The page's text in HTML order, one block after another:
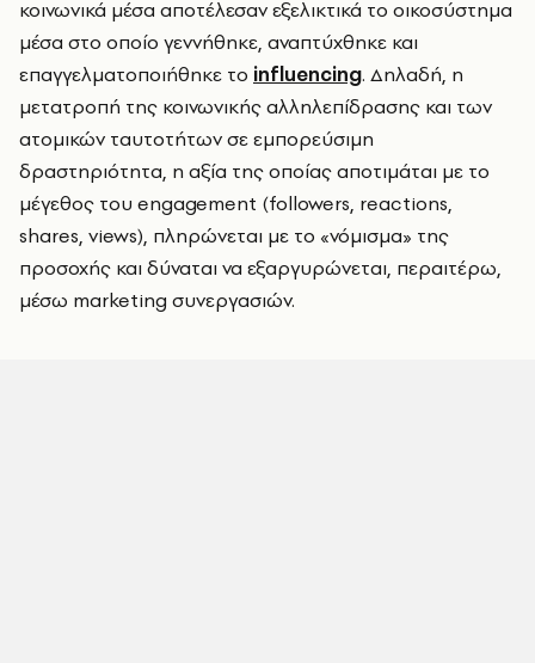
κοινωνικά μέσα αποτέλεσαν εξελικτικά το οικοσύστημα
μέσα στο οποίο γεννήθηκε, αναπτύχθηκε και
επαγγελματοποιήθηκε το influencing. Δηλαδή, η
μετατροπή της κοινωνικής αλληλεπίδρασης και των
ατομικών ταυτοτήτων σε εμπορεύσιμη
δραστηριότητα, η αξία της οποίας αποτιμάται με το
μέγεθος του engagement (followers, reactions,
shares, views), πληρώνεται με το «νόμισμα» της
προσοχής και δύναται να εξαργυρώνεται, περαιτέρω,
μέσω marketing συνεργασιών.